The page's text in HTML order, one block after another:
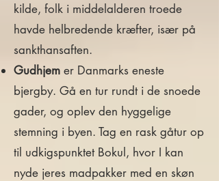
kilde, folk i middelalderen troede
havde helbredende kræfter, især på
sankthansaften.
Gudhjem er Danmarks eneste
bjergby. Gå en tur rundt i de snoede
gader, og oplev den hyggelige
stemning i byen. Tag en rask gåtur op
til udkigspunktet Bokul, hvor I kan
nyde jeres madpakker med en skøn